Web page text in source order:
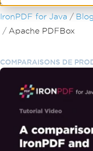
Passer au contenu du
IronPDF for Java Blog
Apache PDFBox
COMPARAISONS DE